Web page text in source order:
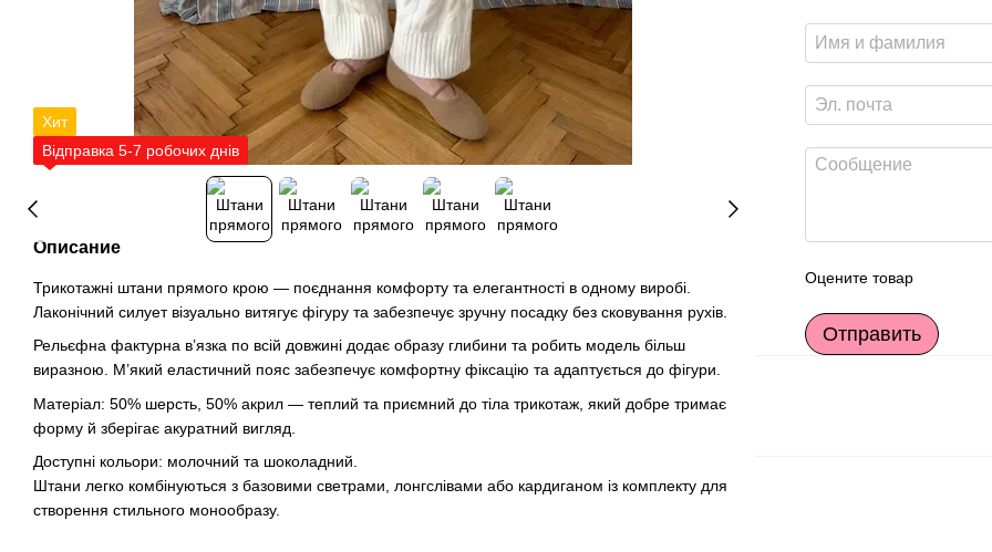
Хит
Відправка 5-7 робочих днів
Описание
Трикотажні штани прямого крою — поєднання комфорту та елегантності в одному виробі.
Лаконічний силует візуально витягує фігуру та забезпечує зручну посадку без сковування рухів.
Рельєфна фактурна в’язка по всій довжині додає образу глибини та робить модель більш
виразною. М’який еластичний пояс забезпечує комфортну фіксацію та адаптується до фігури.
Матеріал: 50% шерсть, 50% акрил — теплий та приємний до тіла трикотаж, який добре тримає
форму й зберігає акуратний вигляд.
Доступні кольори: молочний та шоколадний.
Штани легко комбінуються з базовими светрами, лонгслівами або кардиганом із комплекту для
створення стильного монообразу.
Оцените товар
Отправить